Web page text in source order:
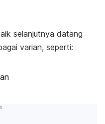
selanjutnya datang
varian, seperti: